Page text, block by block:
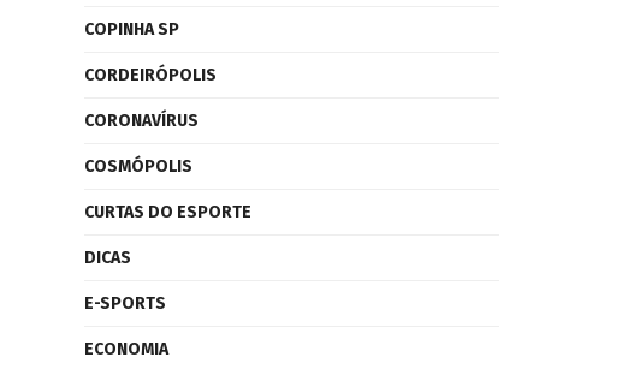
COPINHA SP
CORDEIRÓPOLIS
CORONAVÍRUS
COSMÓPOLIS
CURTAS DO ESPORTE
DICAS
E-SPORTS
ECONOMIA